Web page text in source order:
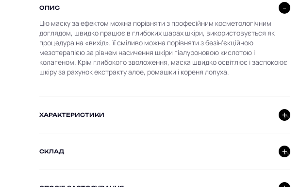
ОПИС
Цю маску за ефектом можна порівняти з професійним косметологічним
доглядом, швидко працює в глибоких шарах шкіри, використовується як
процедура на «вихід», її сміливо можна порівняти з безін'єкційною
мезотерапією за рівнем насичення шкіри гіалуроновою кислотою і
колагеном. Крім глибокого зволоження, маска швидко освітлює і заспокоює
шкіру за рахунок екстракту алое, ромашки і кореня лопуха.
ХАРАКТЕРИСТИКИ
СКЛАД